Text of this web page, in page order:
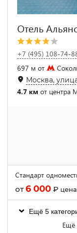
Отель
+7 (495) 108-74-
697 м от
Москва,
4.7 км от центра
Стандарт
от6 000 ₽ цена
Ещё 5
Ещё